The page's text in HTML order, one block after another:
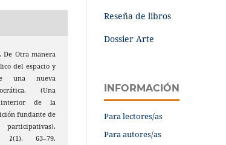
De Otra manera
del espacio y
una nueva
(Una
interior de la
fundante de
1(1), 63–79.
Reseña de libros
Dossier Arte
INFORMACIÓN
Para lectores/as
Para autores/as